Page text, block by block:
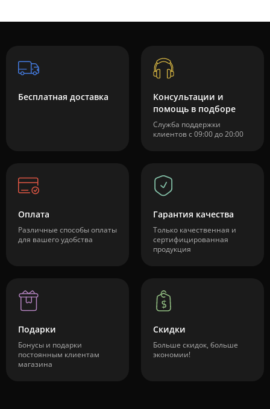
Бесплатная доставка
Консультации и
помощь в подборе
Служба поддержки
клиентов с 09:00 до 20:00
Оплата
Различные способы оплаты
для вашего удобства
Гарантия качества
Только качественная и
сертифицированная
продукция
Подарки
Бонусы и подарки
постоянным клиентам
магазина
Скидки
Больше скидок, больше
экономии!